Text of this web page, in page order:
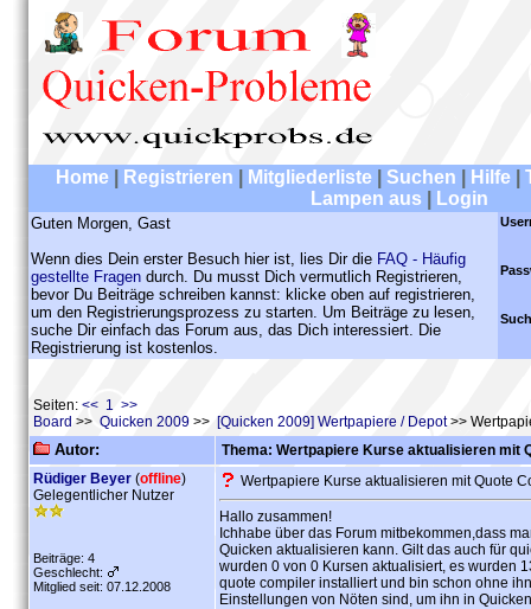
Home Registrieren Mitgliederliste Suchen Hilfe
Lampen aus
Login
Guten Morgen, Gast
Wenn dies Dein erster Besuch hier ist, lies Dir die FAQ - Häufig
gestellte Fragen durch. Du musst Dich vermutlich Registrieren,
bevor Du Beiträge schreiben kannst: klicke oben auf registrieren,
um den Registrierungsprozess zu starten. Um Beiträge zu lesen,
suche Dir einfach das Forum aus, das Dich interessiert. Die
Registrierung ist kostenlos.
Seiten: << 1 >>
Board >> Quicken 2009 >> [Quicken 2009] Wertpapiere / Depot>>
Autor:
Thema: Wertpapiere Kurse aktualisieren mit
Rüdiger Beyer (offline)
Gelegentlicher Nutzer
Beiträge: 4
Geschlecht:
Mitglied seit: 07.12.2008
Wertpapiere Kurse aktualisieren mit Quote
Hallo zusammen!
Ichhabe über das Forum mitbekommen,dass
Quicken aktualisieren kann. Gilt das auch für
wurden 0 von 0 Kursen aktualisiert, es wurden
quote compiler installiert und bin schon ohne
Einstellungen von Nöten sind, um ihn in